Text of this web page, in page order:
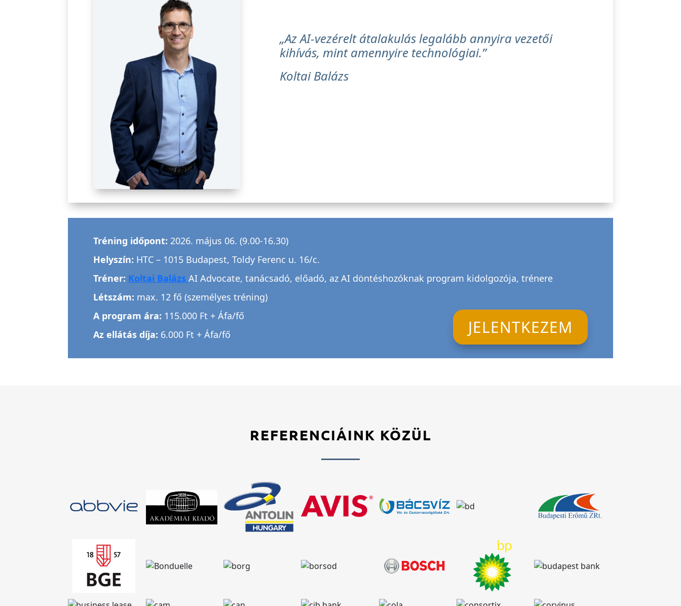
„Az AI-vezérelt átalakulás legalább annyira vezetői
kihívás, mint amennyire technológiai.”
Koltai Balázs
Tréning időpont: 2026. május 06. (9.00-16.30)
Helyszín: HTC – 1015 Budapest, Toldy Ferenc u. 16/c.
Tréner: Koltai BalázsAI Advocate, tanácsadó, előadó, az AI döntéshozóknak program kidolgozója, trénere
Létszám: max. 12 fő (személyes tréning)
A program ára: 115.000 Ft + Áfa/fő
Az ellátás díja: 6.000 Ft + Áfa/fő JELENTKEZEM
REFERENCIÁINK KÖZÜL